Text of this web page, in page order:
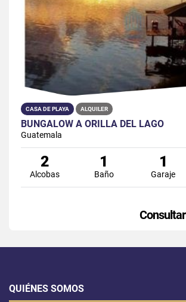
CASA DE PLAYA ALQUILER
BUNGALOW A ORILLA DEL LAGO
Guatemala
2
Alcobas
1
Baño
1
Garaje
Consultar
QUIÉNES SOMOS